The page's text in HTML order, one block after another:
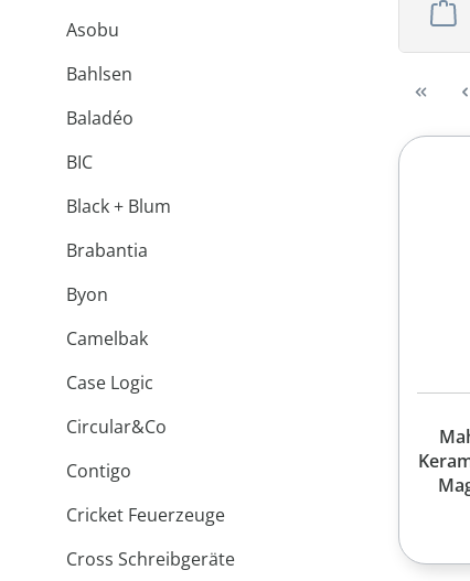
Asobu
Bahlsen
Baladéo
BIC
Black + Blum
Brabantia
Byon
Camelbak
Case Logic
Сircular&Сo
Contigo
Cricket Feuerzeuge
Cross Schreibgeräte